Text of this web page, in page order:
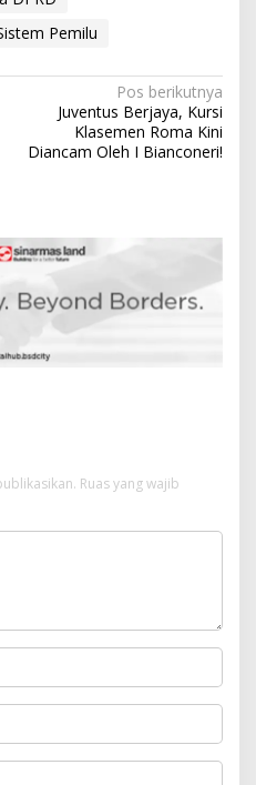
Pemilu
Pos berikutnya
Juventus Berjaya, Kursi
Klasemen Roma Kini
Diancam Oleh I Bianconeri!
Ruas yang wajib